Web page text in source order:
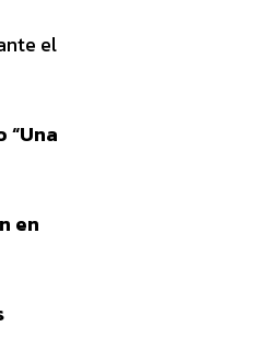
el
en